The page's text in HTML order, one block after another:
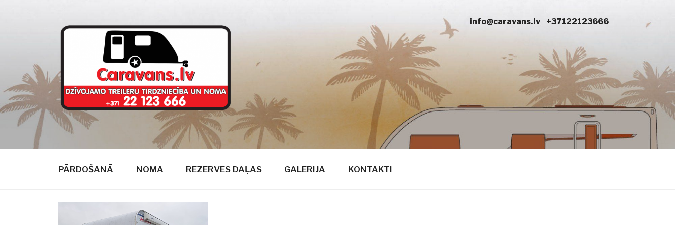
CARAVANS
dzīvojamie treileri
PĀRDOŠANĀ NOMA REZERVES DAĻAS GALERIJA KONTAKTI
info@caravans.lv +37122123666